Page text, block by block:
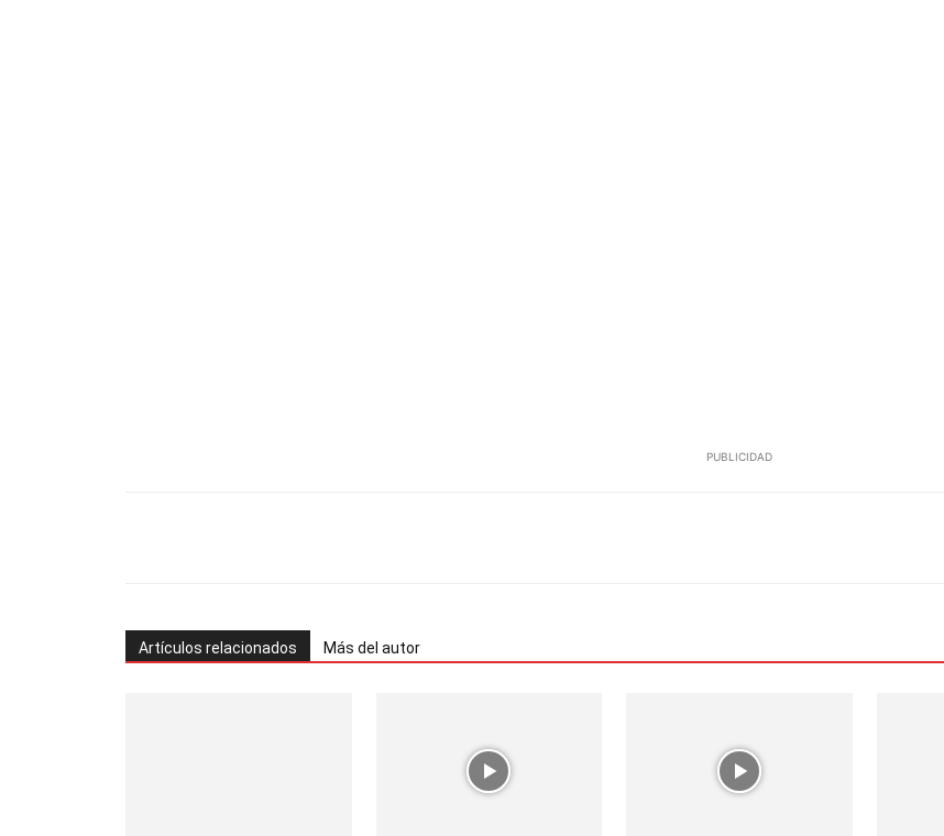
PUBLICIDAD
Artículos relacionados Más del autor